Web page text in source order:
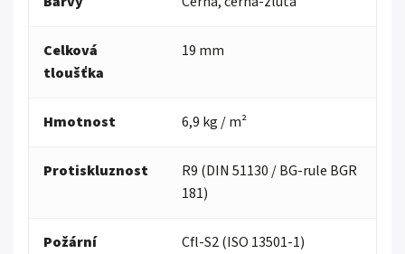
Celková
tloušťka
19 mm
Hmotnost 6,9 kg / m²
Protiskluznost
R9 (DIN 51130 / BG-rule BGR
181)
Požární
Cfl-S2 (ISO 13501-1)